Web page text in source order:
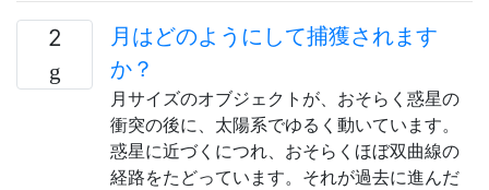
2
月はどのようにして捕獲されます
か？
月サイズのオブジェクトが、おそらく惑星の
衝突の後に、太陽系でゆるく動いています。
惑星に近づくにつれ、おそらくほぼ双曲線の
経路をたどっています。それが過去に進んだ